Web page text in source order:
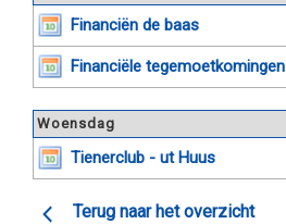
Financiën de baas
Financiële tegemoetkomingen
Woensdag
Tienerclub - ut Huus
Terug naar het overzicht